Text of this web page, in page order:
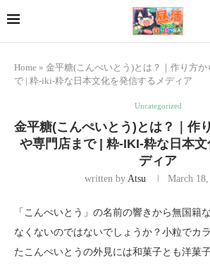
Home » 金平糖(こんぺいとう)とは？｜作り方か
で | 粋-iki-粋な日本文化を発信するメディア
Uncategorized
金平糖(こんぺいとう)とは？｜作
や専門店まで | 粋-IKI-粋な日本
ディア
written by Atsu March
「こんぺいとう」の名前の響きから無国籍
なくないのではないでしょうか？小粒でカ
たこんぺいとうの外見には和菓子とも洋菓